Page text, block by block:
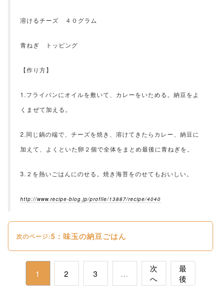
溶けるチーズ ４０グラム
青ねぎ トッピング
【作り方】
1.フライパンにオイルを敷いて、カレーをいためる。納豆をよ
くまぜて加える。
2.同じ鍋の端で、チーズを焼き、溶けてきたらカレー、納豆に
加えて、よくといた卵２個で全体をまとめ最後に青ねぎを。
3.２を熱いごはんにのせる。焼き海苔をのせてもおいしい。
http://www.recipe-blog.jp/profile/13887/recipe/4040
次のページ:5：味玉の納豆ごはん
1 2 3 ...
次
へ
最
後